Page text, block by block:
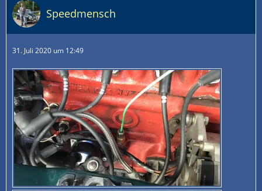
Speedmensch
31. Juli 2020 um 12:49